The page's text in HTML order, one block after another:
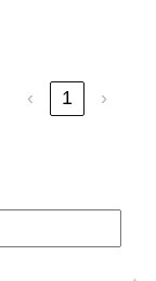
‹ 1 ›